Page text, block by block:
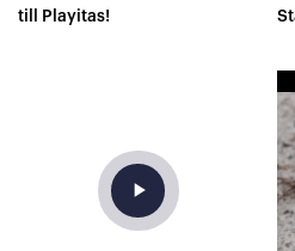
till Playitas!
play_arrow